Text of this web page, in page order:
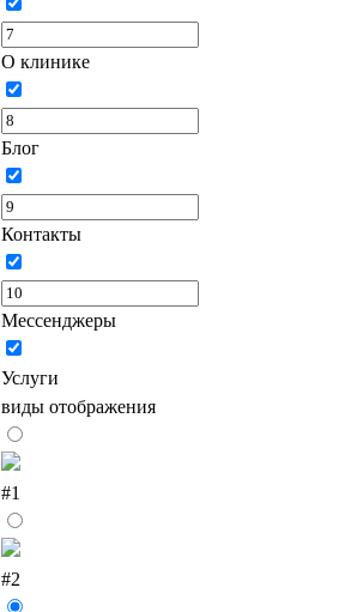
О клинике
Блог
Контакты
Мессенджеры
Услуги
виды отображения
#1
#2